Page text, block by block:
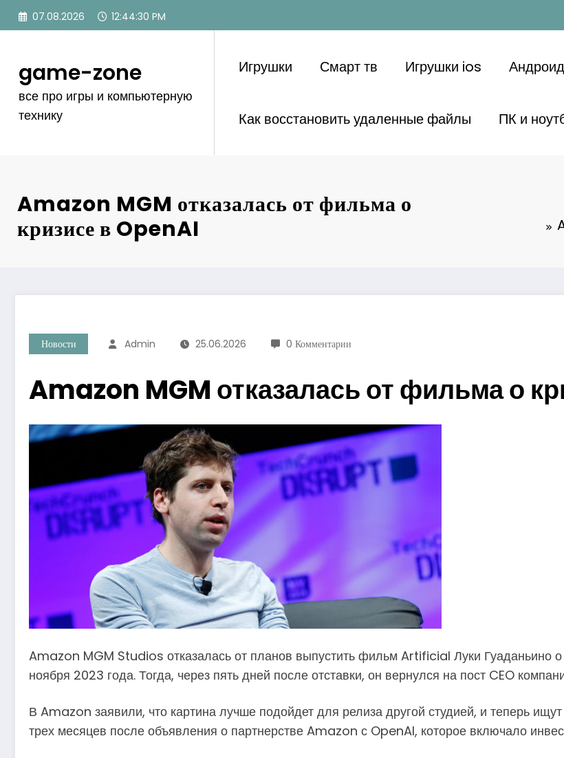
Перейти
07.08.2026 12:44:30 PM
game-zone
все про игры и компьютерную
технику
Игрушки Смарт тв Игрушки ios Андроид
Как восстановить удаленные файлы ПК и
Amazon MGM отказалась от фильма о
кризисе в OpenAI
Новости Admin 25.06.2026 0 Комментарии
Amazon MGM отказалась от фильма о
Amazon MGM Studios отказалась от планов выпустить фильм Artificial Луки Гуаданьино
ноября 2023 года. Тогда, через пять дней после отставки, он вернулся на пост CEO
В Amazon заявили, что картина лучше подойдет для релиза другой студией, и теперь
трех месяцев после объявления о партнерстве Amazon с OpenAI, которое включало